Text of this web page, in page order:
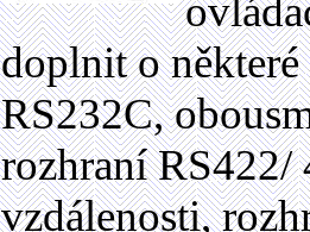
doplnit o
RS232C,
rozhraní RS422/
vzdálenosti,